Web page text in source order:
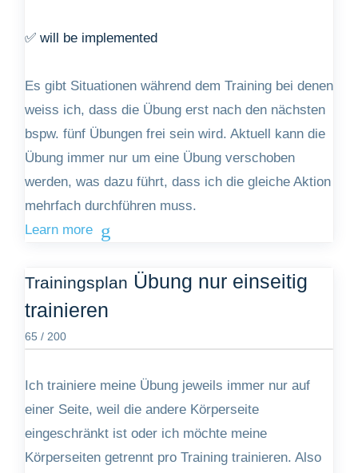
✅ will be implemented
Es gibt Situationen während dem Training bei denen
weiss ich, dass die Übung erst nach den nächsten
bspw. fünf Übungen frei sein wird. Aktuell kann die
Übung immer nur um eine Übung verschoben
werden, was dazu führt, dass ich die gleiche Aktion
mehrfach durchführen muss.
Learn more
Trainingsplan Übung nur einseitig
trainieren
65 / 200
Ich trainiere meine Übung jeweils immer nur auf
einer Seite, weil die andere Körperseite
eingeschränkt ist oder ich möchte meine
Körperseiten getrennt pro Training trainieren. Also